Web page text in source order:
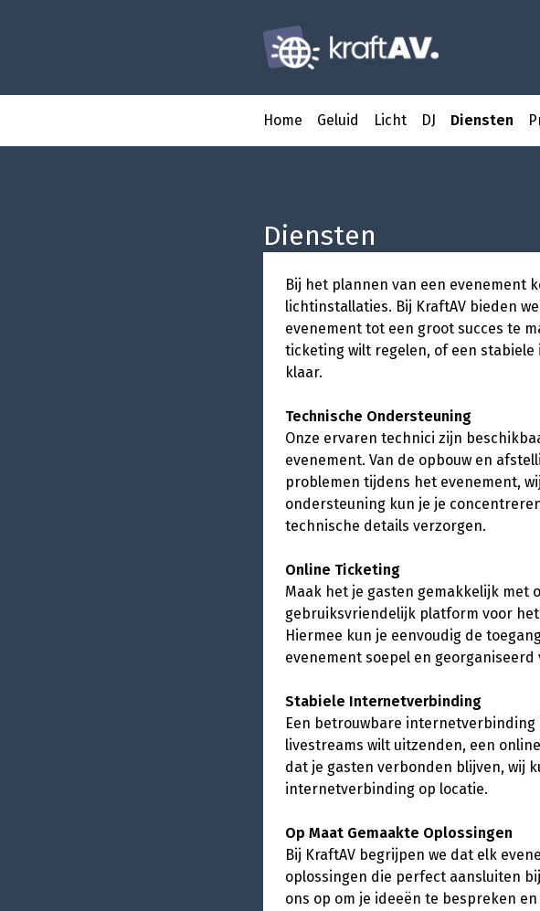
Home Geluid Licht DJ Diensten
Diensten
Bij het plannen van een evenement
lichtinstallaties. Bij KraftAV bieden
evenement tot een groot succes te
ticketing wilt regelen, of een
klaar.
Technische Ondersteuning
Onze ervaren technici zijn
evenement. Van de opbouw en
problemen tijdens het evenement,
ondersteuning kun je je
technische details verzorgen.
Online Ticketing
Maak het je gasten gemakkelijk met
gebruiksvriendelijk platform voor
Hiermee kun je eenvoudig de
evenement soepel en georganiseerd
Stabiele Internetverbinding
Een betrouwbare internetverbinding
livestreams wilt uitzenden, een
dat je gasten verbonden blijven, wij
internetverbinding op locatie.
Op Maat Gemaakte Oplossingen
Bij KraftAV begrijpen we dat elk
oplossingen die perfect aansluiten
ons op om je ideeën te bespreken